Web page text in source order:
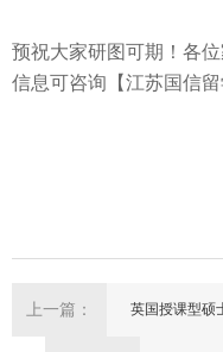
预祝大家研图可期！各
信息可咨询【江苏国信留
上一篇： 英国授课型硕